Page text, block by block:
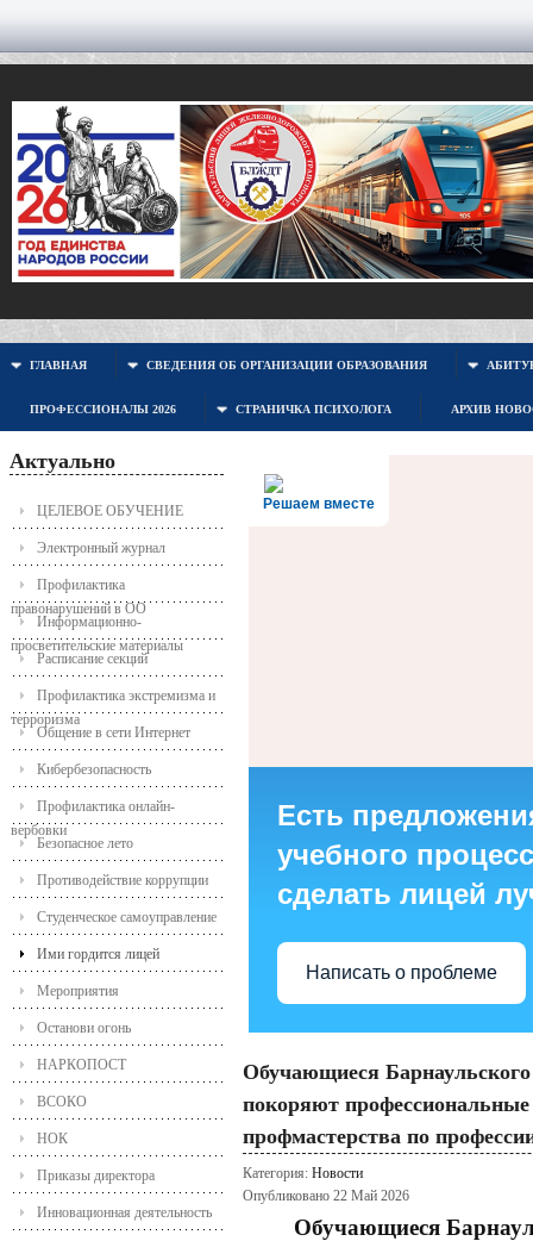
ГЛАВНАЯ СВЕДЕНИЯ ОБ ОРГАНИЗАЦИИ ОБРАЗОВАНИЯ
ПРОФЕССИОНАЛЫ 2026 СТРАНИЧКА ПСИХОЛОГА АРХИВ
Актуально
ЦЕЛЕВОЕ ОБУЧЕНИЕ
Электронный журнал
Профилактика
правонарушений в ОО
Информационно-
просветительские материалы
Расписание секций
Профилактика экстремизма и
терроризма
Общение в сети Интернет
Кибербезопасность
Профилактика онлайн-
вербовки
Безопасное лето
Противодействие коррупции
Студенческое самоуправление
Ими гордится лицей
Мероприятия
Останови огонь
НАРКОПОСТ
ВСОКО
НОК
Приказы директора
Инновационная деятельность
Решаем вместе
Есть
учебного
сделать лицей
Написать о проблеме
Обучающиеся
покоряют
профмастерства по
Категория: Новости
Опубликовано 22 Май 2026
Обучающиеся